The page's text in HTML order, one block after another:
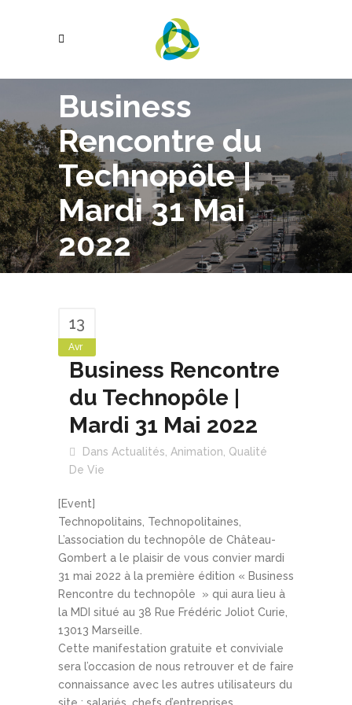
Business
Rencontre du
Technopôle |
Mardi 31 Mai
2022
13
Avr
Business Rencontre
du Technopôle |
Mardi 31 Mai 2022
Dans Actualités Animation Qualité
De Vie
[Event]
Technopolitains, Technopolitaines,
L’association du technopôle de Château-
Gombert a le plaisir de vous convier mardi
31 mai 2022 à la première édition « Business
Rencontre du technopôle » qui aura lieu à
la MDI situé au 38 Rue Frédéric Joliot Curie,
13013 Marseille.
Cette manifestation gratuite et conviviale
sera l’occasion de nous retrouver et de faire
connaissance avec les autres utilisateurs du
site : salariés, chefs d’entreprises,